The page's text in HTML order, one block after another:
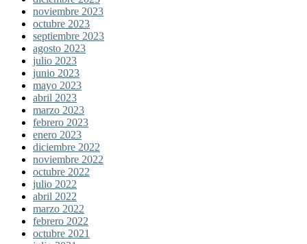
noviembre 2023
octubre 2023
septiembre 2023
agosto 2023
julio 2023
junio 2023
mayo 2023
abril 2023
marzo 2023
febrero 2023
enero 2023
diciembre 2022
noviembre 2022
octubre 2022
julio 2022
abril 2022
marzo 2022
febrero 2022
octubre 2021